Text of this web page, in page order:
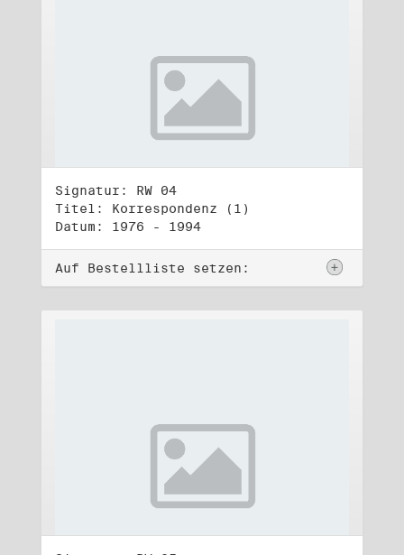
Signatur: RW 04
Titel: Korrespondenz (1)
Datum: 1976 - 1994
Auf Bestellliste setzen: